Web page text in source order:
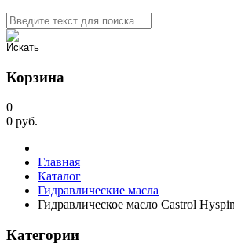
Корзина
0
0 руб.
Главная
Каталог
Гидравлические масла
Гидравлическое масло Castrol
Категории